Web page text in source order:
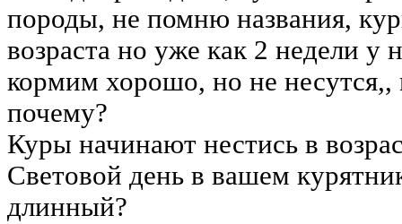
породы, не помню названия,
возраста но уже как 2 недели у
кормим хорошо, но не несутся,,
почему?
Куры начинают нестись в
Световой день в вашем
длинный?